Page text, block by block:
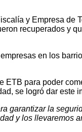
y Empresa de
recuperados y
en los
ETB para poder
se logró dar este
garantizar la
y los llevaremos